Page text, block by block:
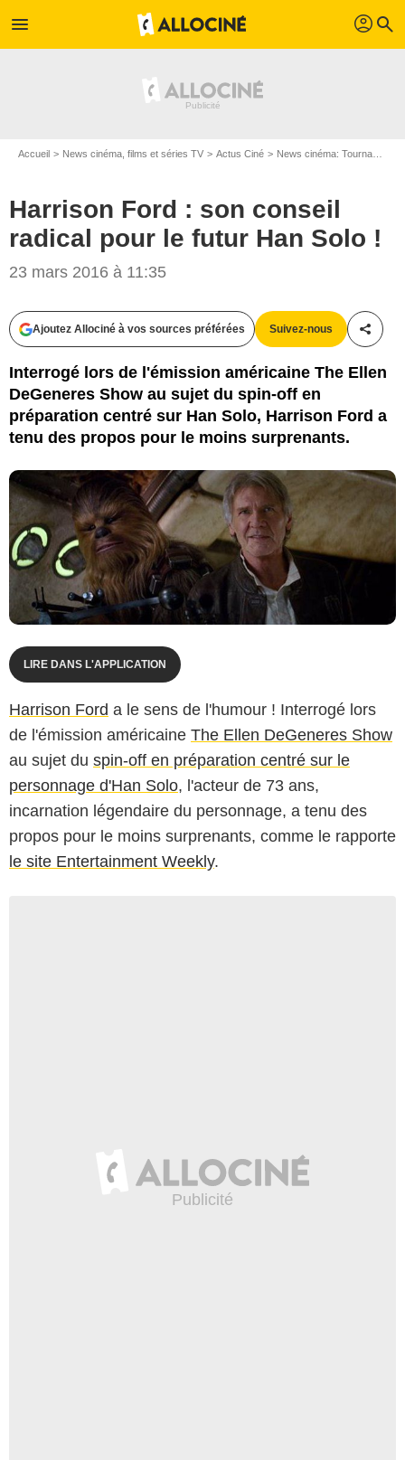
menu profil search
Accueil News cinéma, films et séries TV Actus Ciné News cinéma: Tournages
Harrison Ford : son conseil
radical pour le futur Han Solo !
23 mars 2016 à 11:35
Ajoutez Allociné à vos sources préférées Suivez-nous
Interrogé lors de l'émission américaine The Ellen
DeGeneres Show au sujet du spin-off en
préparation centré sur Han Solo, Harrison Ford a
tenu des propos pour le moins surprenants.
Lucasfilm Ltd.
LIRE DANS L'APPLICATION
Harrison Ford a le sens de l'humour ! Interrogé lors
de l'émission américaine The Ellen DeGeneres Show
au sujet du spin-off en préparation centré sur le
personnage d'Han Solo, l'acteur de 73 ans,
incarnation légendaire du personnage, a tenu des
propos pour le moins surprenants, comme le rapporte
le site Entertainment Weekly.